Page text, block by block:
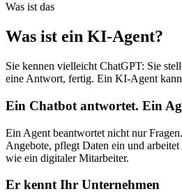
Was ist das
Was ist ein KI-Agent?
Sie kennen vielleicht ChatGPT: Sie
eine Antwort, fertig. Ein KI-Agent kann
Ein Chatbot antwortet. Ein
Ein Agent beantwortet nicht nur
Angebote, pflegt Daten ein und
wie ein digitaler Mitarbeiter.
Er kennt Ihr Unternehmen